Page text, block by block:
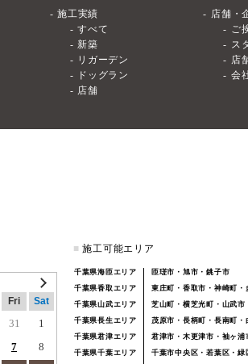
施工実績
すべて
新築
リガーデン
ドッグラン
店舗
店舗・
ご
ス
店
会
Fri Sat
31
1
7 8
■施工可能エリア
千葉県海匝エリア
匝瑳市・旭市・銚子市
千葉県香取エリア
東庄町・香取市・神崎町・
千葉県山武エリア
芝山町・横芝光町・山武
千葉県長生エリア
茂原市・長柄町・長南町
千葉県君津エリア
君津市・木更津市・袖ヶ浦
千葉県千葉エリア
千葉市中央区・若葉区・